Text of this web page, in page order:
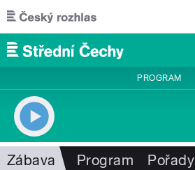
Přejít k hlavnímu obsahu
PROGRAM
Zábava Program Pořady